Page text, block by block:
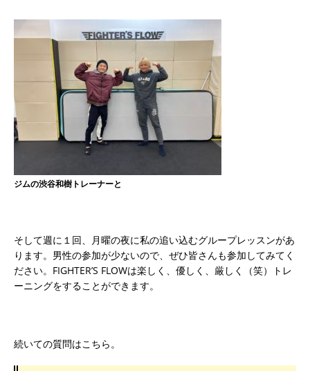
ジムの渋谷和樹トレーナーと
そして週に１回、月曜の夜に私の追い込むグループレッスンがあ
ります。男性の参加が少ないので、ぜひ皆さんも参加してみてく
ださい。FIGHTER’S FLOWは楽しく、優しく、厳しく（笑）トレ
ーニングをすることができます。
続いての質問はこちら。